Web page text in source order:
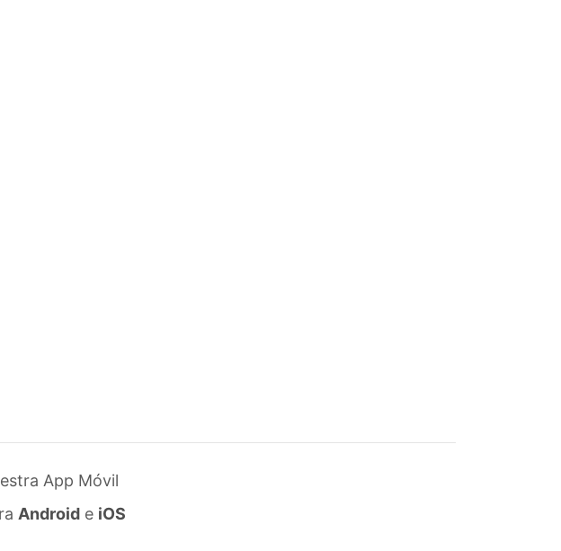
App Móvil
Android e iOS